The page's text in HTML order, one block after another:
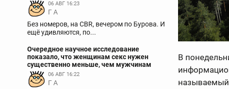
06 АВГ 16:23
Г А
Без номеров, на CBR, вечером по Бурова. И
ещё удивляются, по...
Очередное научное исследование
показало, что женщинам секс нужен
существенно меньше, чем мужчинам
06 АВГ 16:22
Г А
В